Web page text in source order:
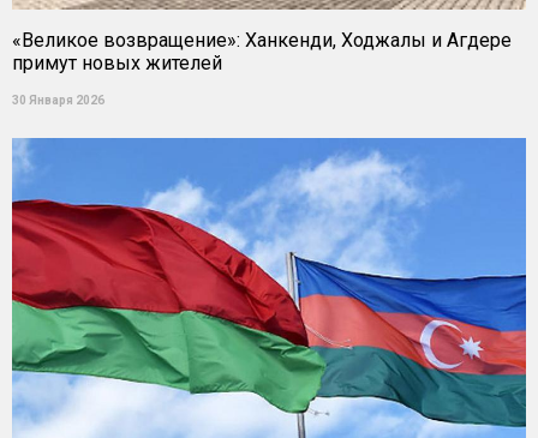
«Великое возвращение»: Ханкенди, Ходжалы и Агдере
примут новых жителей
30 Января 2026